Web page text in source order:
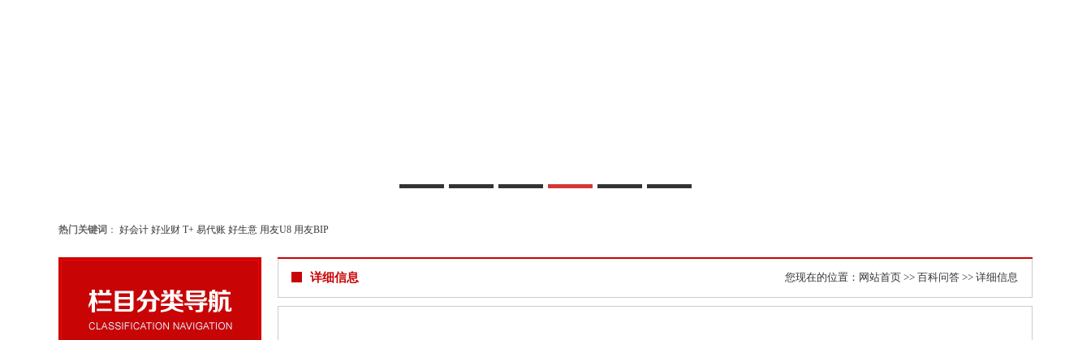
热门关键词 ： 好会计 好业财 T+ 易代账 好生意 用友U8 用友BIP
详细信息 您现在的位置： 网站首页 >> 百科问答 >> 详细信息